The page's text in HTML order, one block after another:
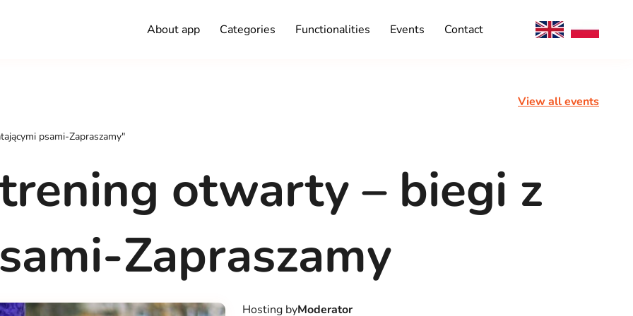
About app Categories Functionalities Events Contact
View all events
– biegi z Latającymi psami-Zapraszamy"
otwarty – biegi z
Zapraszamy
Hosting byModerator